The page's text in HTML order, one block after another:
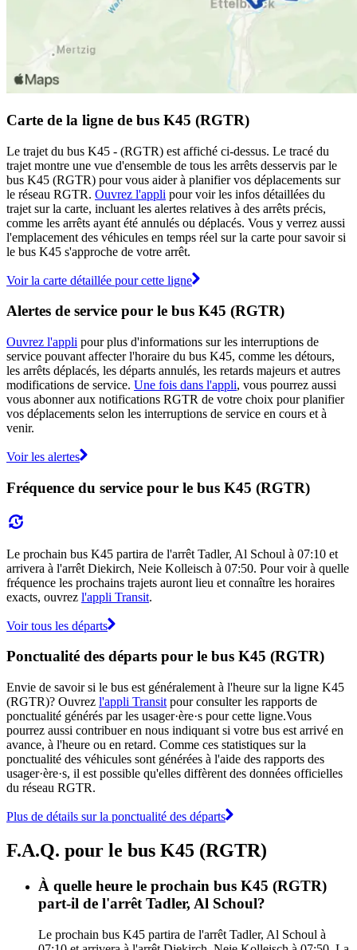
Carte de la ligne de bus K45 (RGTR)
Le trajet du bus K45 - (RGTR) est affiché ci-dessus. Le tracé du
trajet montre une vue d'ensemble de tous les arrêts desservis par le
bus K45 (RGTR) pour vous aider à planifier vos déplacements sur
le réseau RGTR. Ouvrez l'appli pour voir les infos détaillées du
trajet sur la carte, incluant les alertes relatives à des arrêts précis,
comme les arrêts ayant été annulés ou déplacés. Vous y verrez aussi
l'emplacement des véhicules en temps réel sur la carte pour savoir si
le bus K45 s'approche de votre arrêt.
Voir la carte détaillée pour cette ligne
Alertes de service pour le bus K45 (RGTR)
Ouvrez l'appli pour plus d'informations sur les interruptions de
service pouvant affecter l'horaire du bus K45, comme les détours,
les arrêts déplacés, les départs annulés, les retards majeurs et autres
modifications de service. Une fois dans l'appli, vous pourrez aussi
vous abonner aux notifications RGTR de votre choix pour planifier
vos déplacements selon les interruptions de service en cours et à
venir.
Voir les alertes
Fréquence du service pour le bus K45 (RGTR)
Le prochain bus K45 partira de l'arrêt Tadler, Al Schoul à 07:10 et
arrivera à l'arrêt Diekirch, Neie Kolleisch à 07:50. Pour voir à quelle
fréquence les prochains trajets auront lieu et connaître les horaires
exacts, ouvrez l'appli Transit.
Voir tous les départs
Ponctualité des départs pour le bus K45 (RGTR)
Envie de savoir si le bus est généralement à l'heure sur la ligne K45
(RGTR)? Ouvrez l'appli Transit pour consulter les rapports de
ponctualité générés par les usager·ère·s pour cette ligne.Vous
pourrez aussi contribuer en nous indiquant si votre bus est arrivé en
avance, à l'heure ou en retard. Comme ces statistiques sur la
ponctualité des véhicules sont générées à l'aide des rapports des
usager·ère·s, il est possible qu'elles diffèrent des données officielles
du réseau RGTR.
Plus de détails sur la ponctualité des départs
F.A.Q. pour le bus K45 (RGTR)
À quelle heure le prochain bus K45 (RGTR)
part-il de l'arrêt Tadler, Al Schoul?
Le prochain bus K45 partira de l'arrêt Tadler, Al Schoul à